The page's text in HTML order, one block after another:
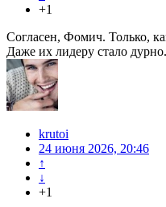
+1
Согласен, Фомич. Только,
Даже их лидеру стало дурно.
krutoi
24 июня 2026, 20:46
↑
↓
+1